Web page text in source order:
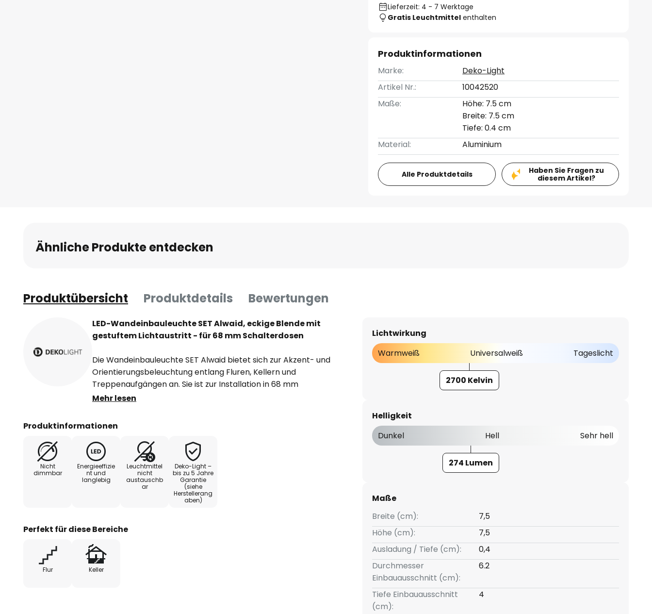
Lieferzeit: 4 - 7 Werktage
Gratis Leuchtmittel enthalten
Produktinformationen
Marke:
Deko-Light
Artikel Nr.:
10042520
Maße:
Höhe: 7.5 cm
Breite: 7.5 cm
Tiefe: 0.4 cm
Material:
Aluminium
Alle Produktdetails
Haben Sie Fragen zu
diesem Artikel?
Ähnliche Produkte entdecken
Produktübersicht Produktdetails Bewertungen
LED-Wandeinbauleuchte SET Alwaid, eckige Blende mit
gestuftem Lichtaustritt - für 68 mm Schalterdosen
Die Wandeinbauleuchte SET Alwaid bietet sich zur Akzent- und
Orientierungsbeleuchtung entlang Fluren, Kellern und
Treppenaufgängen an. Sie ist zur Installation in 68 mm
Schalterdosen normaler und tiefer Bauform vorgesehen. Die
einer quadratischen Blende ausgestattet, die über einen
Mehr lesen
Produktinformationen
Nicht
dimmbar
Energieeffizie
nt und
langlebig
Leuchtmittel
nicht
austauschb
ar
Deko-Light –
bis zu 5 Jahre
Garantie
(siehe
Herstellerang
aben)
Perfekt für diese Bereiche
Flur Keller
Lichtwirkung
Warmweiß
Universalweiß Tageslicht
2700 Kelvin
Helligkeit
Dunkel
Hell Sehr hell
274 Lumen
Maße
Breite (cm):
7,5
Höhe (cm):
7,5
Ausladung / Tiefe (cm):
0,4
Durchmesser
Einbauausschnitt (cm):
6.2
Tiefe Einbauausschnitt
(cm):
4